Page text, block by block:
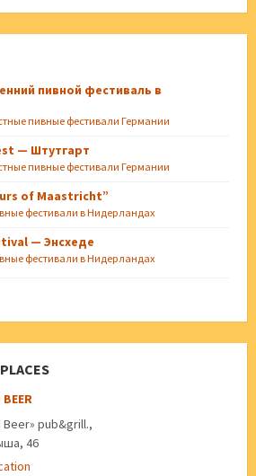
пивной фестиваль в
пивные фестивали Германии
— Штутгарт
пивные фестивали Германии
of Maastricht”
фестивали в Нидерландах
— Энсхеде
фестивали в Нидерландах
Beer» pub&grill.,
46